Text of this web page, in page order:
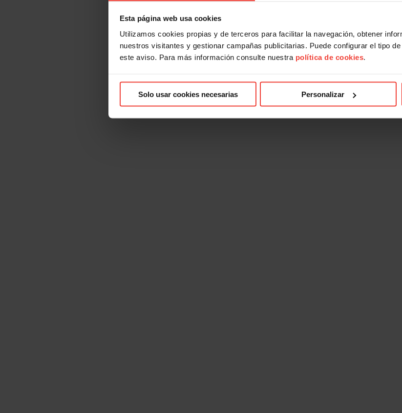
Esta página web usa cookies
Utilizamos cookies propias y de terceros para facilitar la navegación, obtener
nuestros visitantes y gestionar campañas publicitarias. Puede configurar el tipo
este aviso. Para más información consulte nuestra política de cookies.
Solo usar cookies necesarias Personalizar